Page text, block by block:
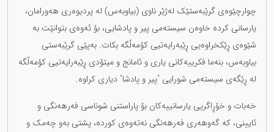
چوارچێوەی گرێبەستێک لەژێر ناوی (بیاوبەس) لە پردیوەری هەورامان،
یارسانی کردە خاوەن سیستەمی پیر و پادشایی، بۆ ئەوەی بتوانێت بە
شێوەی ڕێکخراوەیی ڕێبەرایەتیی کۆمەڵگە بکات. بەپێی گرێبەستی
بیاوبەس، بنەما فکرییەکانی یاری و ئامانج و میتۆدی ڕێبەرایەتیی کۆمەڵگە
لە ڕێگەی سیستەمی شورایی "پیر و پادشا" دیاری کراوە.
خەبات و خۆڕاگریی یارسانییەکان بۆ پاراستنی شوناسی فەرهەنگی و
ئایینی، کە گەوهەری فەرهەنگی نەتەوەی کوردە، پشتی بەو چەمک و